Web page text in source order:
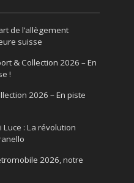
de l’allègement
suisse
& Collection 2026 – En
!
2026 – En piste
Luce : La révolution
2026, notre